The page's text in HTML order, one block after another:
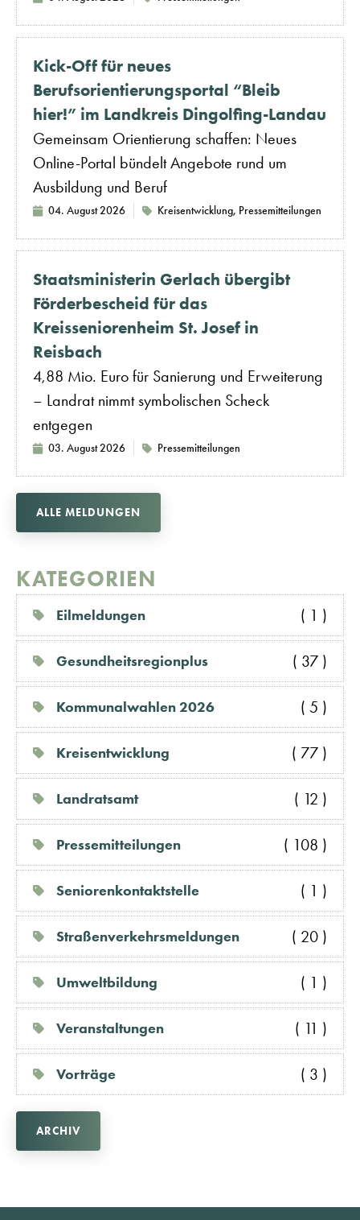
Kick-Off für neues
Berufsorientierungsportal “Bleib
hier!” im Landkreis Dingolfing-Landau
Gemeinsam Orientierung schaffen: Neues
Online-Portal bündelt Angebote rund um
Ausbildung und Beruf
04. August 2026 Kreisentwicklung, Pressemitteilungen
Staatsministerin Gerlach übergibt
Förderbescheid für das
Kreisseniorenheim St. Josef in
Reisbach
4,88 Mio. Euro für Sanierung und Erweiterung
– Landrat nimmt symbolischen Scheck
entgegen
03. August 2026 Pressemitteilungen
ALLE MELDUNGEN
KATEGORIEN
Eilmeldungen ( 1 )
Gesundheitsregionplus ( 37 )
Kommunalwahlen 2026 ( 5 )
Kreisentwicklung ( 77 )
Landratsamt ( 12 )
Pressemitteilungen ( 108 )
Seniorenkontaktstelle ( 1 )
Straßenverkehrsmeldungen ( 20 )
Umweltbildung ( 1 )
Veranstaltungen ( 11 )
Vorträge ( 3 )
ARCHIV